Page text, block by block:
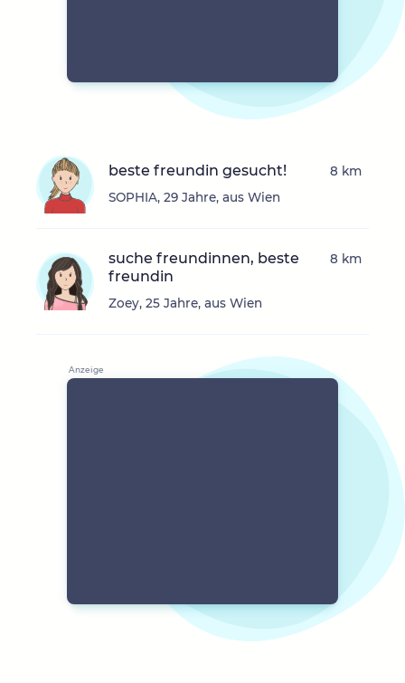
beste freundin gesucht!
SOPHIA, 29 Jahre, aus Wien
8 km
suche freundinnen, beste
freundin
Zoey, 25 Jahre, aus Wien
8 km